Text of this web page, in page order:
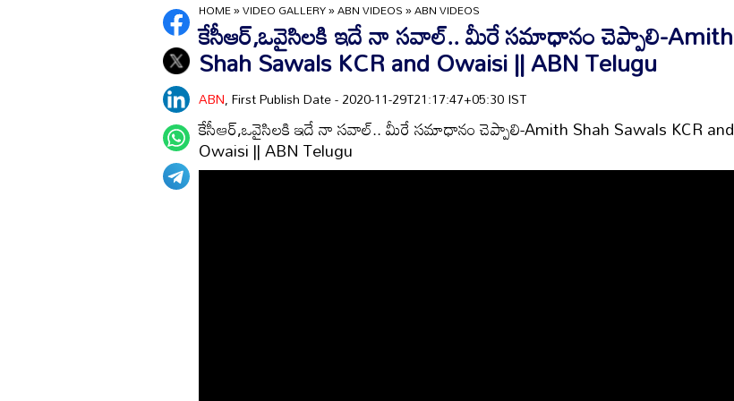
HOME»VIDEO GALLERY»ABN VIDEOS»ABN VIDEOS
కేసీఆర్,ఒవైసిలకి ఇదే నా సవాల్.. మీరే సమాధానం చెప్పాలి-Amith
Shah Sawals KCR and Owaisi || ABN Telugu
ABN, First Publish Date - 2020-11-29T21:17:47+05:30 IST
కేసీఆర్,ఒవైసిలకి ఇదే నా సవాల్.. మీరే సమాధానం చెప్పాలి-Amith Shah Sawals KCR and
Owaisi || ABN Telugu